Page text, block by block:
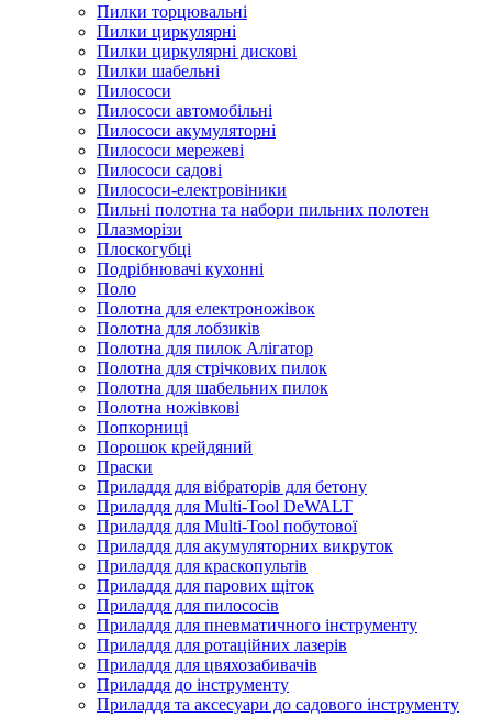
Пилки торцювальні
Пилки циркулярні
Пилки циркулярні дискові
Пилки шабельні
Пилососи
Пилососи автомобільні
Пилососи акумуляторні
Пилососи мережеві
Пилососи садові
Пилососи-електровіники
Пильні полотна та набори пильних полотен
Плазморізи
Плоскогубці
Подрібнювачі кухонні
Поло
Полотна для електроножівок
Полотна для лобзиків
Полотна для пилок Алігатор
Полотна для стрічкових пилок
Полотна для шабельних пилок
Полотна ножівкові
Попкорниці
Порошок крейдяний
Праски
Приладдя для вібраторів для бетону
Приладдя для Multi-Tool DeWALT
Приладдя для Multi-Tool побутової
Приладдя для акумуляторних викруток
Приладдя для краскопультів
Приладдя для парових щіток
Приладдя для пилососів
Приладдя для пневматичного інструменту
Приладдя для ротаційних лазерів
Приладдя для цвяхозабивачів
Приладдя до інструменту
Приладдя та аксесуари до садового інструменту